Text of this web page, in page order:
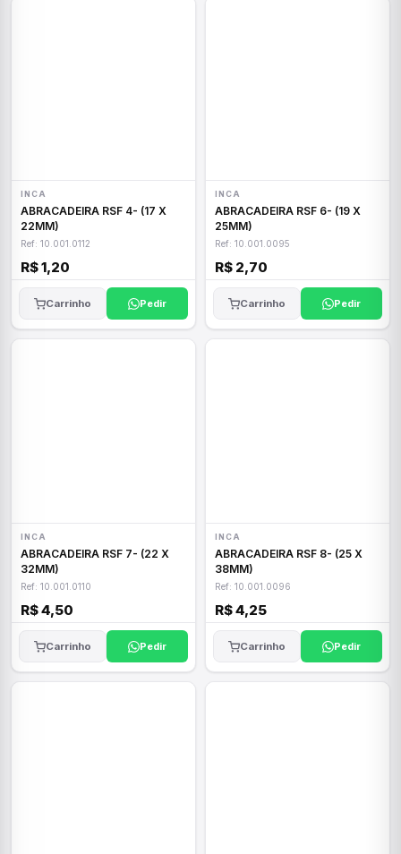
INCA
ABRACADEIRA RSF 4- (17 X
22MM)
Ref: 10.001.0112
R$ 1,20
Carrinho Pedir
INCA
ABRACADEIRA RSF 6- (19 X
25MM)
Ref: 10.001.0095
R$ 2,70
Carrinho Pedir
INCA
ABRACADEIRA RSF 7- (22 X
32MM)
Ref: 10.001.0110
R$ 4,50
Carrinho Pedir
INCA
ABRACADEIRA RSF 8- (25 X
38MM)
Ref: 10.001.0096
R$ 4,25
Carrinho Pedir